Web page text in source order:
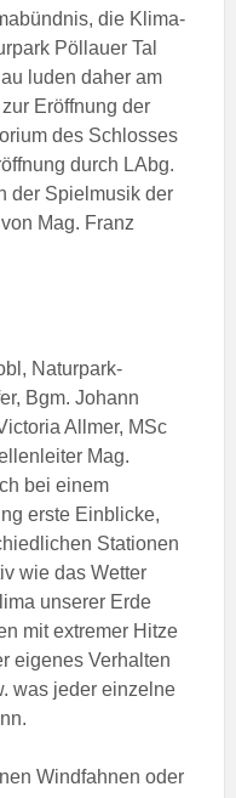
die Klima-
Pöllauer Tal
luden daher am
Eröffnung der
des Schlosses
durch LAbg.
der Spielmusik der
Mag. Franz
Naturpark-
Bgm. Johann
Allmer, MSc
Mag.
bei einem
erste Einblicke,
Stationen
wie das Wetter
unserer Erde
mit extremer Hitze
eigenes Verhalten
was jeder einzelne
Windfahnen oder